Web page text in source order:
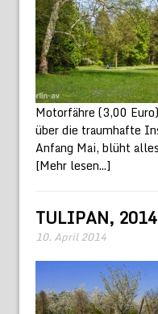
Motorfähre (3,00
über die traumhafte
Anfang Mai, blüht
[Mehr lesen...]
TULIPAN,
10. April 2014